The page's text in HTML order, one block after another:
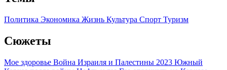
Политика Экономика Жизнь Культура Спорт Туризм
Сюжеты
Мое здоровье Война Израиля и Палестины 2023 Южный